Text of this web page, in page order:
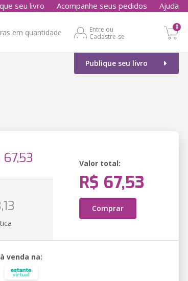
seu livro Acompanhe seus pedidos Ajuda
em quantidade
Entre ou
Cadastre-se
0
Publique seu livro
67,53 Valor total:
R$ 67,53
Comprar
venda na: